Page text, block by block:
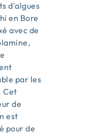
d'algues
en Bore
avec de
par les
Cet
de
est
pour de